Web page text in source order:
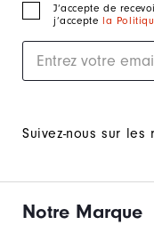
J‘accepte de
j’accepte la
Suivez-nous sur les
Notre Marque